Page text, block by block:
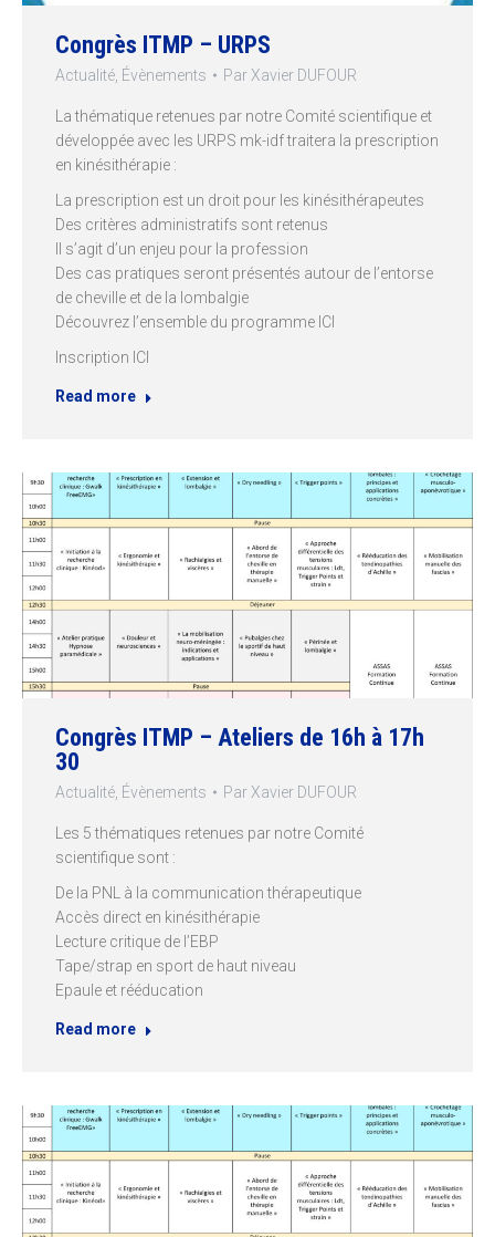
Congrès ITMP – URPS
Actualité Évènements Par Xavier DUFOUR
La thématique retenues par notre Comité scientifique et
développée avec les URPS mk-idf traitera la prescription
en kinésithérapie :
La prescription est un droit pour les kinésithérapeutes
Des critères administratifs sont retenus
Il s’agit d’un enjeu pour la profession
Des cas pratiques seront présentés autour de l’entorse
de cheville et de la lombalgie
Découvrez l’ensemble du programme ICI
Inscription ICI
Read more
Congrès ITMP – Ateliers de 16h à 17h
30
Actualité Évènements Par Xavier DUFOUR
Les 5 thématiques retenues par notre Comité
scientifique sont :
De la PNL à la communication thérapeutique
Accès direct en kinésithérapie
Lecture critique de l’EBP
Tape/strap en sport de haut niveau
Epaule et rééducation
Read more